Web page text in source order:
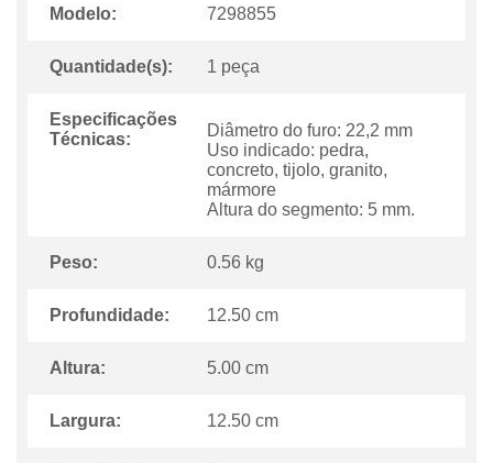
Modelo: 7298855
Quantidade(s): 1 peça
Especificações
Técnicas:
Diâmetro do furo: 22,2 mm
Uso indicado: pedra,
concreto, tijolo, granito,
mármore
Altura do segmento: 5 mm.
Peso: 0.56 kg
Profundidade: 12.50 cm
Altura: 5.00 cm
Largura: 12.50 cm